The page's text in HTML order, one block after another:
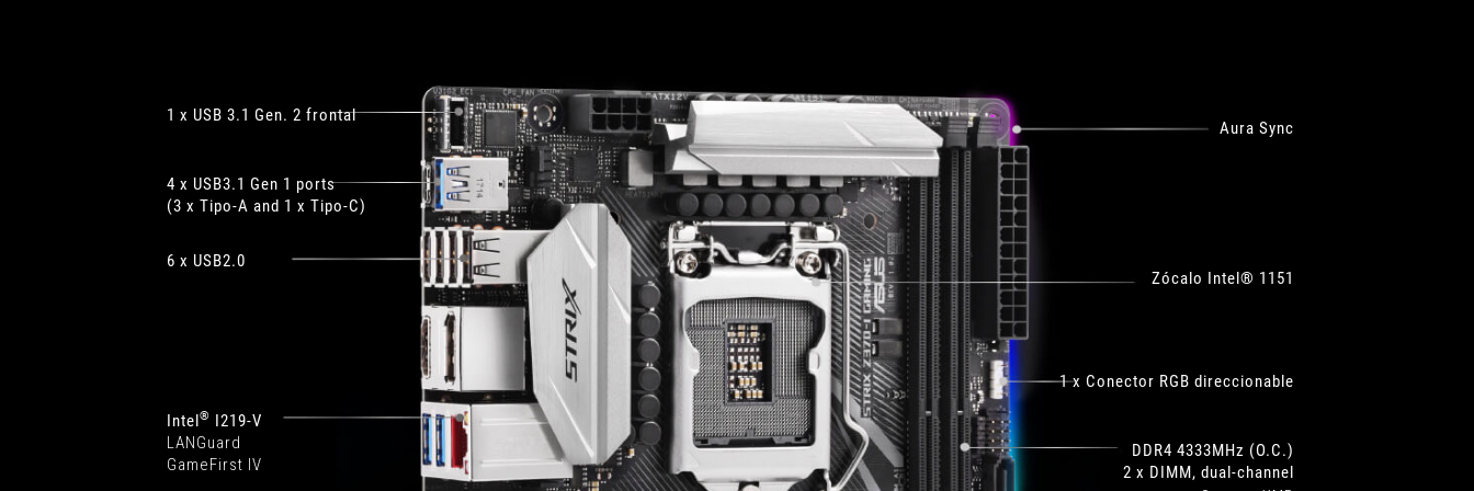
1 x USB 3.1 Gen. 2 frontal
4 x USB3.1 Gen 1 ports
(3 x Tipo-A and 1 x Tipo-C)
6 x USB2.0
Intel® I219-V
LANGuard
GameFirst IV
Aura Sync
Zócalo Intel® 1151
1 x Conector RGB direccionable
DDR4 4333MHz (O.C.)
2 x DIMM, dual-channel